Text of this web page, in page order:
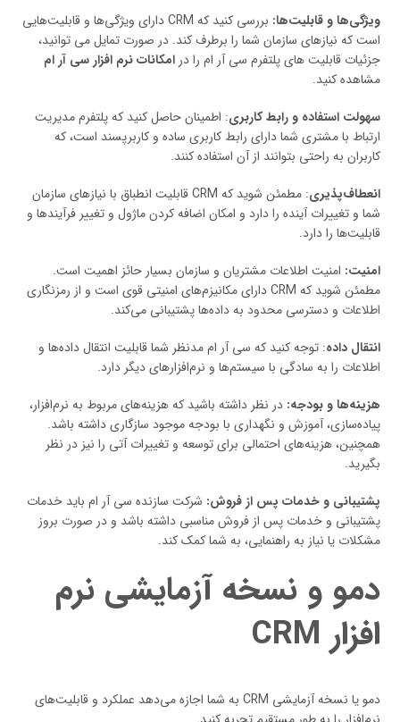
ویژگی‌ها و قابلیت‌ها:
بررسی کنید که CRM دارای ویژگی‌ها و قابلیت‌هایی
است که نیازهای سازمان شما را برطرف کند. در صورت تمایل می توانید،
جزئیات قابلیت های پلتفرم سی آر ام را درامکانات نرم افزار سی آر ام
مشاهده کنید.
سهولت استفاده و رابط کاربری: اطمینان حاصل کنید که پلتفرم مدیریت
ارتباط با مشتری شما دارای رابط کاربری ساده و کاربرپسند است، که
کاربران به راحتی بتوانند از آن استفاده کنند.
انعطاف‌پذیری
: مطمئن شوید که CRM قابلیت انطباق با نیازهای سازمان
شما و تغییرات آینده را دارد و امکان اضافه کردن ماژول و تغییر فرآیندها و
قابلیت‌ها را دارد.
امنیت: امنیت اطلاعات مشتریان و سازمان بسیار حائز اهمیت است.
مطمئن شوید که CRM دارای مکانیزم‌های امنیتی قوی است و از رمزنگاری
اطلاعات و دسترسی محدود به داده‌ها پشتیبانی می‌کند.
انتقال داده: توجه کنید که سی آر ام مدنظر شما قابلیت انتقال داده‌ها و
اطلاعات را به سادگی با سیستم‌ها و نرم‌افزارهای دیگر دارد.
هزینه‌ها و بودجه: در نظر داشته باشید که هزینه‌های مربوط به نرم‌افزار،
پیاده‌سازی، آموزش و نگهداری با بودجه موجود سازگاری داشته باشد.
همچنین، هزینه‌های احتمالی برای توسعه و تغییرات آتی را نیز در نظر
بگیرید.
پشتیبانی و خدمات پس از فروش: شرکت سازنده سی آر ام باید خدمات
پشتیبانی و خدمات پس از فروش مناسبی داشته باشد و در صورت بروز
مشکلات یا نیاز به راهنمایی، به شما کمک کند.
دمو و نسخه آزمایشی نرم
افزار CRM
دمو یا نسخه آزمایشی CRM به شما اجازه می‌دهد عملکرد و قابلیت‌های